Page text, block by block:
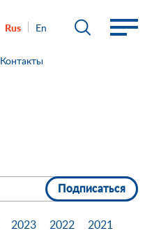
Rus En
Контакты
Подписаться
2023 2022
2021